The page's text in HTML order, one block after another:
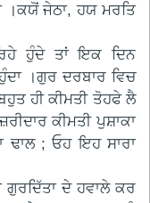
।ਕਯੋਂ ਜੇਠਾ, ਹਯ ਮਰਤਿ
ਹੁੰਦੇ ਤਾਂ ਇਕ ਦਿਨ
ਹੁੰਦਾ ।ਗੁਰ ਦਰਬਾਰ ਵਿਚ
ਹੀ ਕੀਮਤੀ ਤੋਹਫੇ ਲੈ
ਕੀਮਤੀ ਪੁਸ਼ਾਕਾ
ਢਾਲ ; ਓਹ ਇਹ ਸਾਰਾ
ਗੁਰਦਿੱਤਾ ਦੇ ਹਵਾਲੇ ਕਰ